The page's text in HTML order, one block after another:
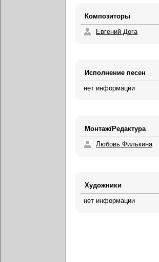
Композиторы
Евгений Дога
Исполнение песен
нет информации
Монтаж/Редактура
Любовь Филькина
Художники
нет информации